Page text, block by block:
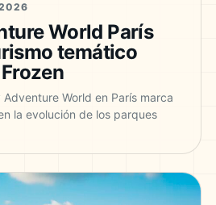
World París
temático
World en París marca
la evolución de los parques